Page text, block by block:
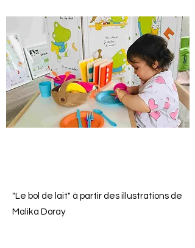
"Le bol de lait" à partir des illustrations de
Malika Doray